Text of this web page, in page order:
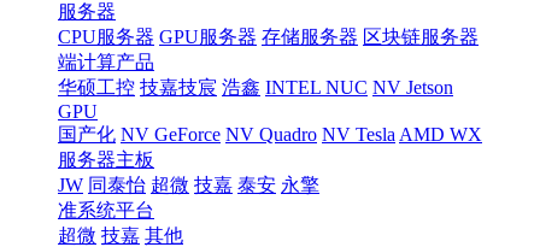
服务器
CPU服务器 GPU服务器 存储服务器 区块链服务器
端计算产品
华硕工控 技嘉技宸 浩鑫 INTEL NUC NV Jetson
GPU
国产化 NV GeForce NV Quadro NV Tesla AMD WX
服务器主板
JW 同泰怡 超微 技嘉 泰安 永擎
准系统平台
超微 技嘉 其他